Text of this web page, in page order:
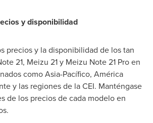
y disponibilidad
precios y la disponibilidad de los tan
21, Meizu 21 y Meizu Note 21 Pro en
como Asia-Pacífico, América
y las regiones de la CEI. Manténgase
de los precios de cada modelo en